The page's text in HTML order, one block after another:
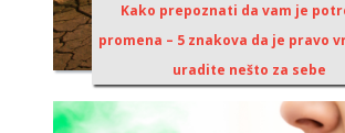
Kako prepoznati da vam je
promena – 5 znakova da je pravo
uradite nešto za sebe